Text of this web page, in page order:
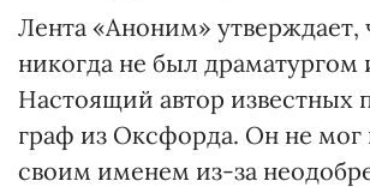
Лента «Аноним» утверждает,
никогда не был драматургом
Настоящий автор известных
граф из Оксфорда. Он не мог
своим именем из-за